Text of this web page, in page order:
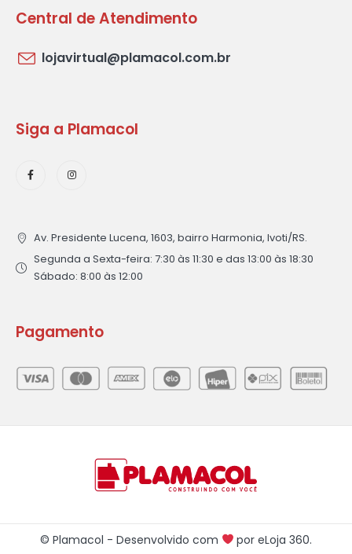
Central de Atendimento
lojavirtual@plamacol.com.br
Siga a Plamacol
Av. Presidente Lucena, 1603, bairro Harmonia, Ivoti/RS.
Segunda a Sexta-feira: 7:30 às 11:30 e das 13:00 às 18:30
Sábado: 8:00 às 12:00
Pagamento
© Plamacol - Desenvolvido com poreLoja 360.